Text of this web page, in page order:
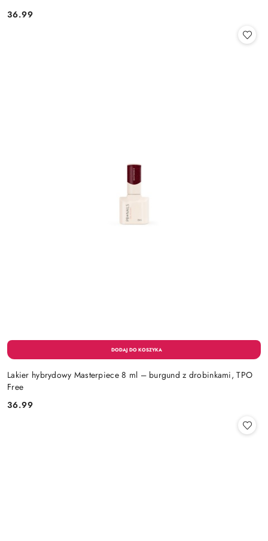
Cena:
36.99
Lakier hybrydowy Masterpiece 8 ml – burgund z drobinkami, TPO
Free
Cena:
36.99